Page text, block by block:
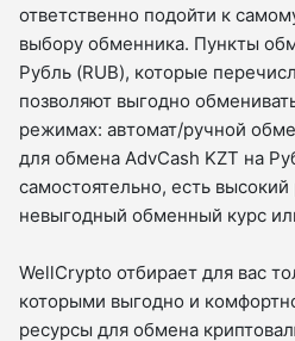
ответственно подойти к
выбору обменника. Пункты
Рубль (RUB), которые
позволяют выгодно
режимах: автомат/ручной
для обмена AdvCash KZT на
самостоятельно, есть высокий
невыгодный обменный курс
WellCrypto отбирает для вас
которыми выгодно и
ресурсы для обмена